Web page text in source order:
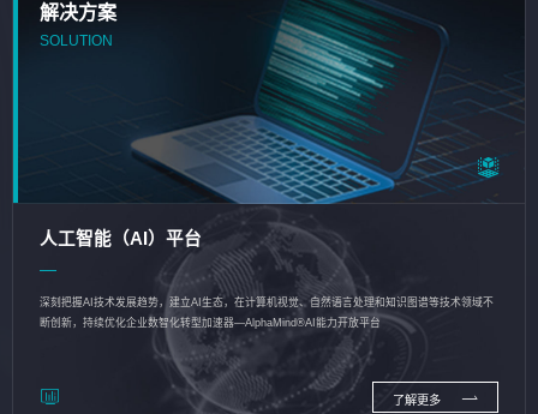
解决方案
SOLUTION
人工智能（AI）平台
深刻把握AI技术发展趋势，建立AI生态，在计算机视觉、自然语言处理和知识图谱等技术领域不
断创新，持续优化企业数智化转型加速器—AlphaMind®AI能力开放平台
了解更多